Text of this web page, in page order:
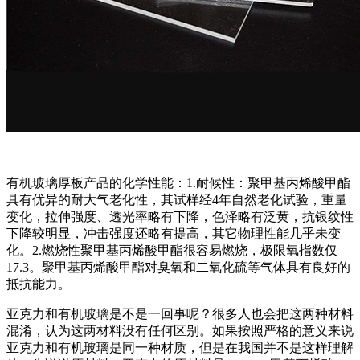
有机玻璃厚板产品的化学性能：1.耐候性：聚甲基丙烯酸甲酯
具有优异的耐大气老化性，其试样经4年自然老化试验，重量
变化，拉伸强度、透光率略有下降，色泽略有泛黄，抗银纹性
下降较明显，冲击强度还略有提高，其它物理性能几乎未变
化。2.燃烧性聚甲基丙烯酸甲酯很容易燃烧，极限氧指数仅
17.3。聚甲基丙烯酸甲酯对臭氧和二氧化硫等气体具有良好的
抵抗能力。
亚克力和有机玻璃是不是一回事呢？很多人也会把这两种材料
混淆，认为这两材料没有任何区别。如果按照严格的意义来说
亚克力和有机玻璃是同一种材质，但是在我国并不是这样理解